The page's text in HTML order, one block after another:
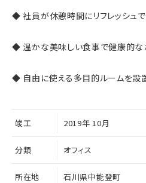
竣工 2019年 10月
分類 オフィス
所在地 石川県中能登町
◆ 社員が休憩時間にリフレッシュ
◆ 温かな美味しい食事で健康的な
◆ 自由に使える多目的ルームを設